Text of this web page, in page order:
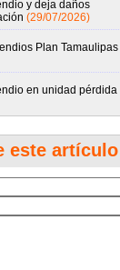
y deja daños
(29/07/2026)
Plan Tamaulipas
en unidad pérdida
este artículo